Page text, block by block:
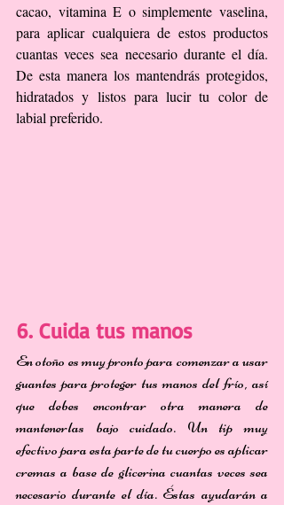
cacao, vitamina E o simplemente vaselina,
para aplicar cualquiera de estos productos
cuantas veces sea necesario durante el día.
De esta manera los mantendrás protegidos,
hidratados y listos para lucir tu color de
labial preferido.
6. Cuida tus manos
En otoño es muy pronto para comenzar a usar
guantes para proteger tus manos del frío, así
que debes encontrar otra manera de
mantenerlas bajo cuidado. Un tip muy
efectivo para esta parte de tu cuerpo es aplicar
cremas a base de glicerina cuantas veces sea
necesario durante el día. Éstas ayudarán a